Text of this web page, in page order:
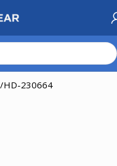
HD-230664